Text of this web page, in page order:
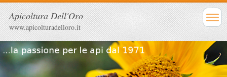
Apicoltura Dell'Oro
www.apicolturadelloro.it